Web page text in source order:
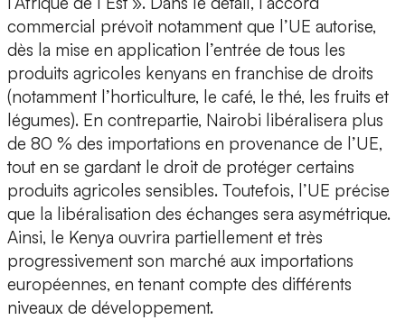
commercial prévoit notamment que l’UE autorise,
dès la mise en application l’entrée de tous les
produits agricoles kenyans en franchise de droits
(notamment l’horticulture, le café, le thé, les fruits et
légumes). En contrepartie, Nairobi libéralisera plus
de 80 % des importations en provenance de l’UE,
tout en se gardant le droit de protéger certains
produits agricoles sensibles. Toutefois, l’UE précise
que la libéralisation des échanges sera asymétrique.
Ainsi, le Kenya ouvrira partiellement et très
progressivement son marché aux importations
européennes, en tenant compte des différents
niveaux de développement.